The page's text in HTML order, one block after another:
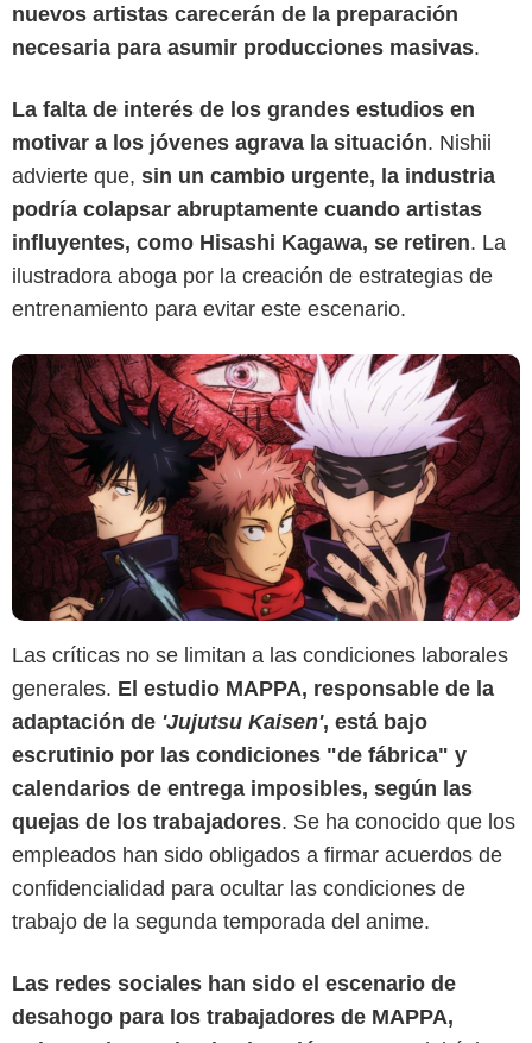
nuevos artistas carecerán de la preparación
necesaria para asumir producciones masivas.
La falta de interés de los grandes estudios en
motivar a los jóvenes agrava la situación. Nishii
advierte que, sin un cambio urgente, la industria
podría colapsar abruptamente cuando artistas
influyentes, como Hisashi Kagawa, se retiren. La
ilustradora aboga por la creación de estrategias de
entrenamiento para evitar este escenario.
CrunchyRoll
Las críticas no se limitan a las condiciones laborales
generales. El estudio MAPPA, responsable de la
adaptación de 'Jujutsu Kaisen', está bajo
escrutinio por las condiciones "de fábrica" y
calendarios de entrega imposibles, según las
quejas de los trabajadores. Se ha conocido que los
empleados han sido obligados a firmar acuerdos de
confidencialidad para ocultar las condiciones de
trabajo de la segunda temporada del anime.
Las redes sociales han sido el escenario de
desahogo para los trabajadores de MAPPA,